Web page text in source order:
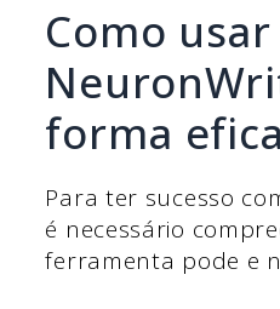
Como usar
forma
Para ter sucesso
é necessário
ferramenta pode e